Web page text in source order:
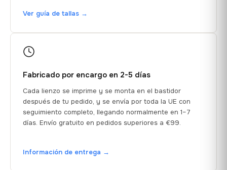
Ver guía de tallas →
Fabricado por encargo en 2-5 días
Cada lienzo se imprime y se monta en el bastidor
después de tu pedido, y se envía por toda la UE con
seguimiento completo, llegando normalmente en 1–7
días. Envío gratuito en pedidos superiores a €99.
Información de entrega →